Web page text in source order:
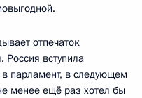
отпечаток
Россия вступила
парламент, в следующем
менее ещё раз хотел бы